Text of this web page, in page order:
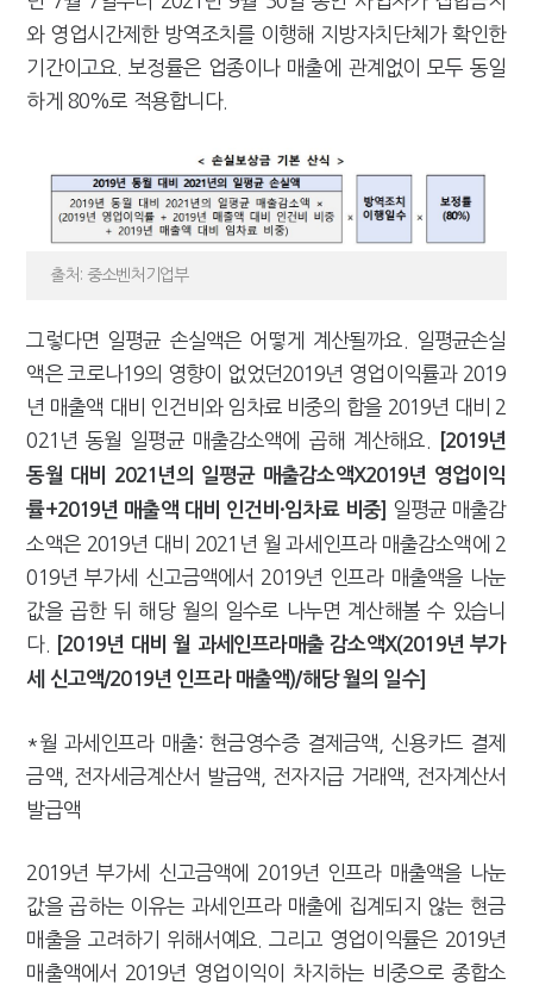
와 영업시간제한 방역조치를 이행해 지방자치단체가 확인한
기간이고요. 보정률은 업종이나 매출에 관계없이 모두 동일
하게 80%로 적용합니다.
출처: 중소벤처기업부
그렇다면 일평균 손실액은 어떻게 계산될까요. 일평균손실
액은 코로나19의 영향이 없었던2019년 영업이익률과 2019
년 매출액 대비 인건비와 임차료 비중의 합을 2019년 대비 2
021년 동월 일평균 매출감소액에 곱해 계산해요.
[2019년
동월 대비 2021년의 일평균 매출감소액X2019년 영업이익
률+2019년 매출액 대비 인건비·임차료 비중]
일평균 매출감
소액은 2019년 대비 2021년 월 과세인프라 매출감소액에 2
019년 부가세 신고금액에서 2019년 인프라 매출액을 나눈
값을 곱한 뒤 해당 월의 일수로 나누면 계산해볼 수 있습니
다.
[2019년 대비 월 과세인프라매출 감소액X(2019년 부가
세 신고액/2019년 인프라 매출액)/해당 월의 일수]
*월 과세인프라 매출: 현금영수증 결제금액, 신용카드 결제
금액, 전자세금계산서 발급액, 전자지급 거래액, 전자계산서
발급액
2019년 부가세 신고금액에 2019년 인프라 매출액을 나눈
값을 곱하는 이유는 과세인프라 매출에 집계되지 않는 현금
매출을 고려하기 위해서예요. 그리고 영업이익률은 2019년
매출액에서 2019년 영업이익이 차지하는 비중으로 종합소